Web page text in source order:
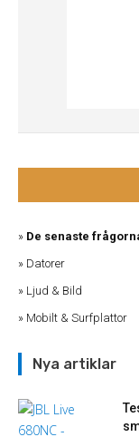
De senaste
Datorer
Ljud & Bild
Mobilt & Surfplattor
Nya artiklar